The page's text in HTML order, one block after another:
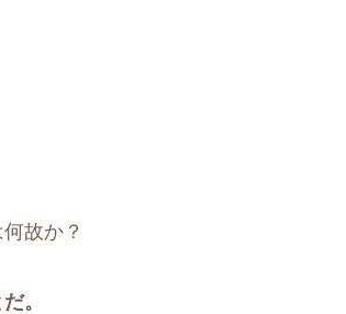
故か？
。